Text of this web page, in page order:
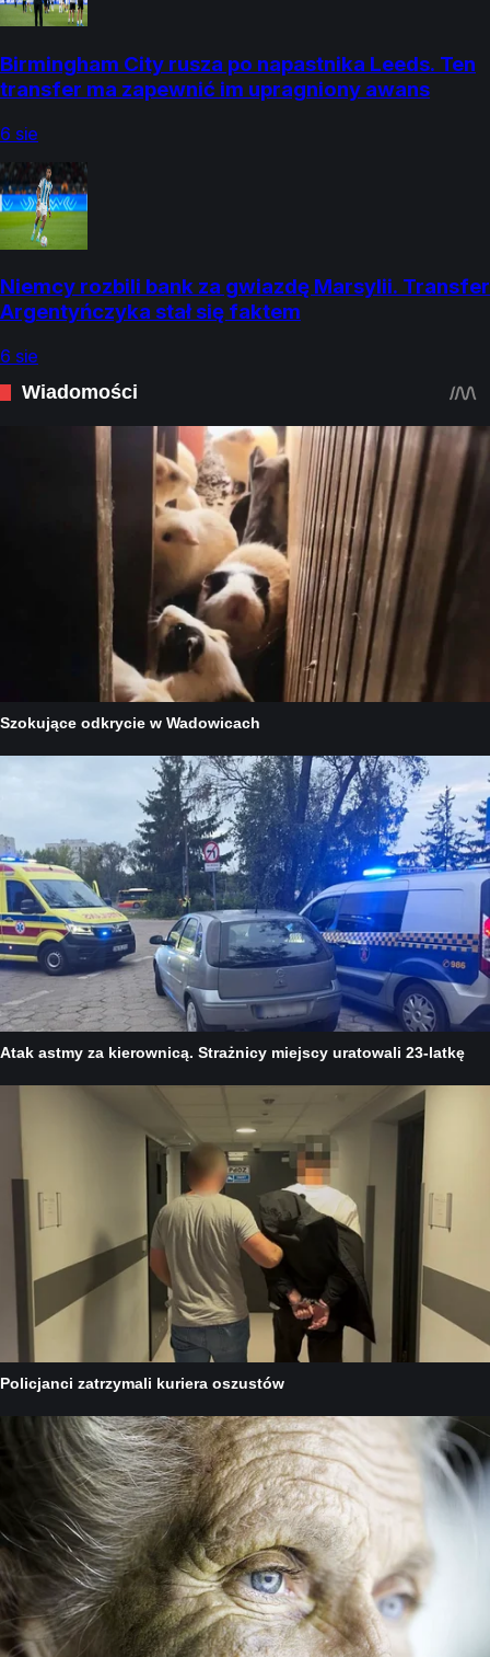
Birmingham City rusza po napastnika Leeds. Ten
transfer ma zapewnić im upragniony awans
6 sie
Niemcy rozbili bank za gwiazdę Marsylii. Transfer
Argentyńczyka stał się faktem
6 sie